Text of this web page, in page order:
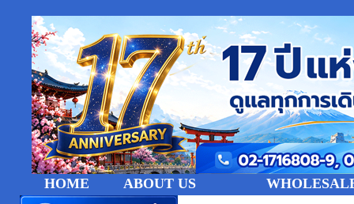
HOME ABOUT US